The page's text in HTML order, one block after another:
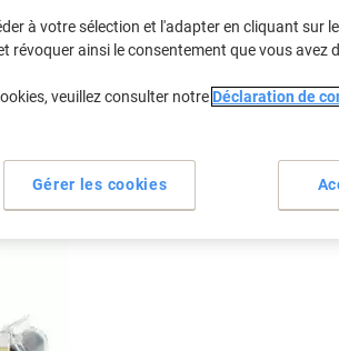
330 C Cartouches Jet
à votre sélection et l'adapter en cliquant sur le
révoquer ainsi le consentement que vous avez
veuillez consulter notre Déclaration de
Gérer les cookies